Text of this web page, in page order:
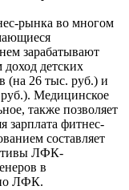
рынка во многом
зарабатывают
детских
(на 26 тыс. руб.) и
руб.). Медицинское
также позволяет
зарплата фитнес-
составляет
ЛФК-
в
по ЛФК.